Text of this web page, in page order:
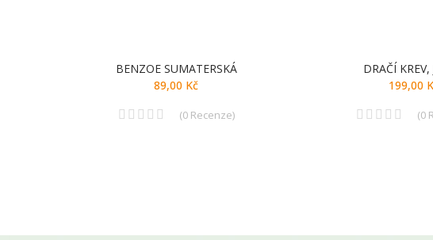
BENZOE SUMATERSKÁ
89,00 Kč
(0Recenze)
DRAČÍ
199,00
(0